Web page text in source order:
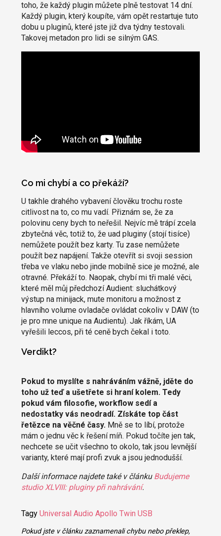
toho, že každý plugin můžete plně testovat 14 dní.
Každý plugin, který koupíte, vám opět restartuje tuto
dobu u pluginů, které jste již dva týdny testovali.
Takovej metadon pro lidi se silným GAS.
Co mi chybí a co překáží?
U takhle drahého vybavení člověku trochu roste
citlivost na to, co mu vadí. Přiznám se, že za
polovinu ceny bych to neřešil. Nejvíc mě trápí zcela
zbytečná věc, totiž to, že uad pluginy (stojí tisíce)
nemůžete použít bez karty. Tu zase nemůžete
použít bez napájení. Takže otevřít si svoji session
třeba ve vlaku nebo jinde mobilně sice je možné, ale
otravné. Překáží to. Naopak, chybí mi tři malé věci,
které měl můj předchozí Audient: sluchátkový
výstup na minijack, mute monitoru a možnost z
hlavního volume ovladače ovládat cokoliv v DAW (to
je pro mne unique na Audientu). Jak říkám, UA
vyřešili leccos, při té ceně bych čekal i toto.
Verdikt?
Pokud to myslíte s nahráváním vážně, jděte do
toho už teď a ušetřete si hraní kolem. Tedy
pokud vám filosofie, workflow sedí a
nedostatky vás neodradí. Získáte top část
řetězce na věčné časy.Mně se to líbí, protože
mám o jednu věc k řešení míň. Pokud točíte jen tak,
nechcete se učit všechno to okolo, tak jsou levnější
varianty, které mají profi zvuk a jsou jednodušší.
Další informace najdete také v článku Budujeme
studio XLVIII: pluginy při nahrávání.
Tagy Universal Audio Apollo Twin USB
Pokud jste v článku zaznamenali chybu nebo překlep,